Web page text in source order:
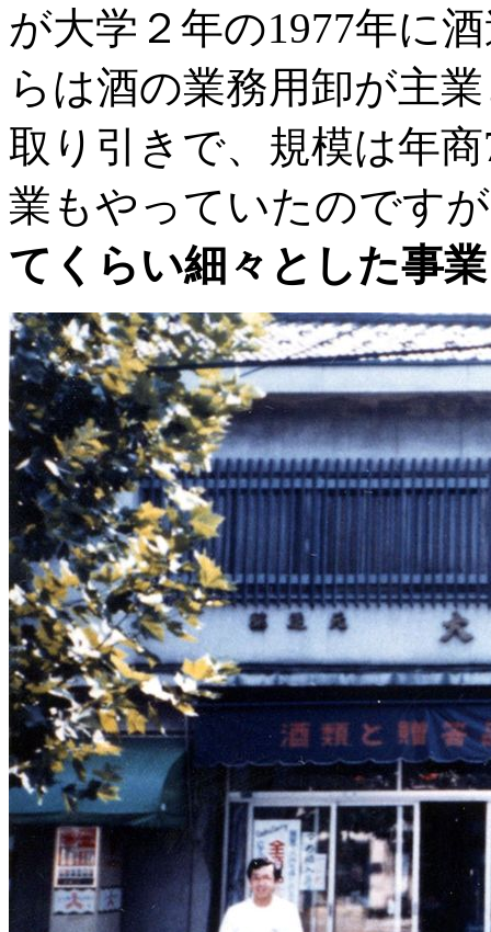
が大学２年の1977年に
らは酒の業務用卸が主
取り引きで、規模は年
業もやっていたのです
てくらい細々とした事業